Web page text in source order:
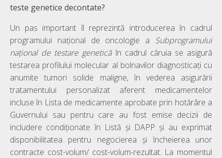
teste genetice decontate?
Un pas important îl reprezintă introducerea în cadrul
programului național de oncologie a Subprogramului
național de testare geneticăîn cadrul căruia se asigură
testarea profilului molecular al bolnavilor diagnosticați cu
anumite tumori solide maligne, în vederea asigurării
tratamentului personalizat aferent medicamentelor
incluse în Lista de medicamente aprobate prin hotărâre a
Guvernului sau pentru care au fost emise decizii de
includere condiționate în Listă și DAPP și au exprimat
disponibilitatea pentru negocierea și încheierea unor
contracte cost-volum/ cost-volum-rezultat. La momentul